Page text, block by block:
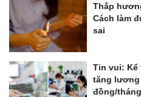
Thắp
Cách làm
sai
Tin vui: Kể
tăng lương
đồng/tháng